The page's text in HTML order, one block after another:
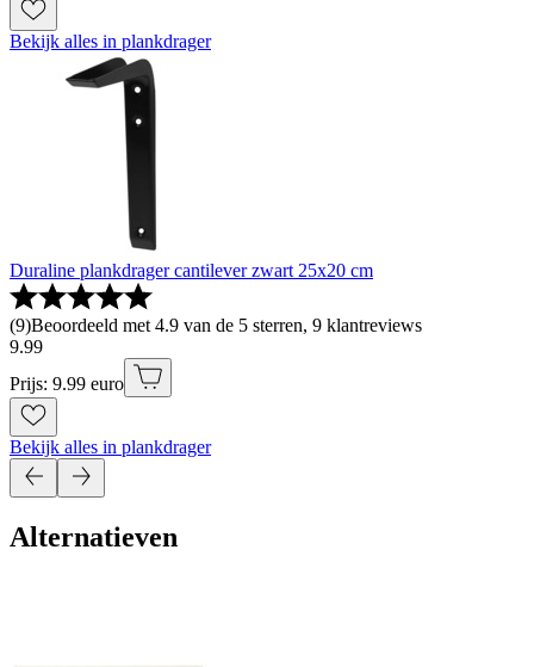
Bekijk alles in plankdrager
Duraline plankdrager cantilever zwart 25x20 cm
(9)Beoordeeld met 4.9 van de 5 sterren, 9 klantreviews
9.99
Prijs: 9.99 euro
Bekijk alles in plankdrager
Alternatieven